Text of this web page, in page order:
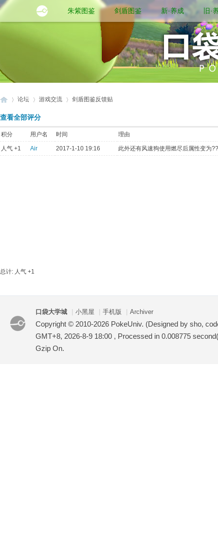
朱紫图鉴 剑盾图鉴 新·养成 旧·
口 ›
论坛
›
游戏交流
›
剑盾图鉴反馈贴
查看全部评分
积分 用户名 时间 理由
人气 +1 Air 2017-1-10 19:16 此外还有风速狗使用燃尽后属性变为
总计: 人气 +1
口袋大学城 小黑屋 手机版 Archiver
Copyright © 2010-2026 PokeUniv. (Designed by sho,
GMT+8, 2026-8-9 18:00 , Processed in 0.008775
Gzip On.